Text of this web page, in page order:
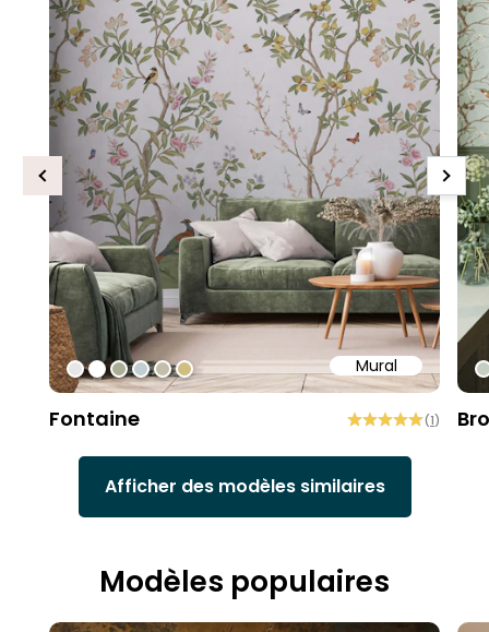
Mural
#e6e6e6
#ffffff
#abae95
#c0ced1
#c4bdac
#cebe81
Fontaine (1)
Previous Next
Afficher des modèles similaires
Modèles populaires